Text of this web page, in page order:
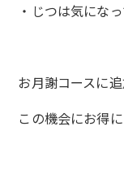
・じつは気にな
お月謝コースに
この機会にお得